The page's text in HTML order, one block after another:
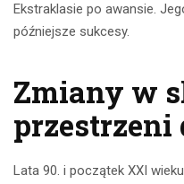
Ekstraklasie po awansie.
późniejsze sukcesy.
Zmiany w
przestrzeni
Lata 90. i początek XXI